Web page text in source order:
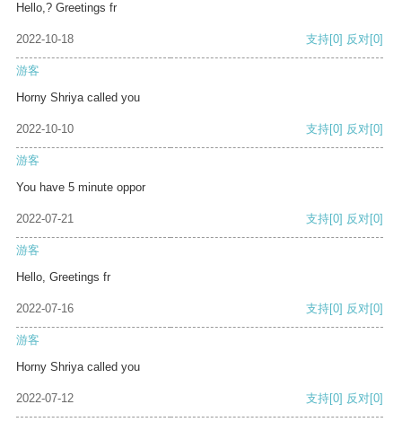
Hello,? Greetings fr
2022-10-18 支持[0] 反对[0]
游客
Horny Shriya called you
2022-10-10 支持[0] 反对[0]
游客
You have 5 minute oppor
2022-07-21 支持[0] 反对[0]
游客
Hello, Greetings fr
2022-07-16 支持[0] 反对[0]
游客
Horny Shriya called you
2022-07-12 支持[0] 反对[0]